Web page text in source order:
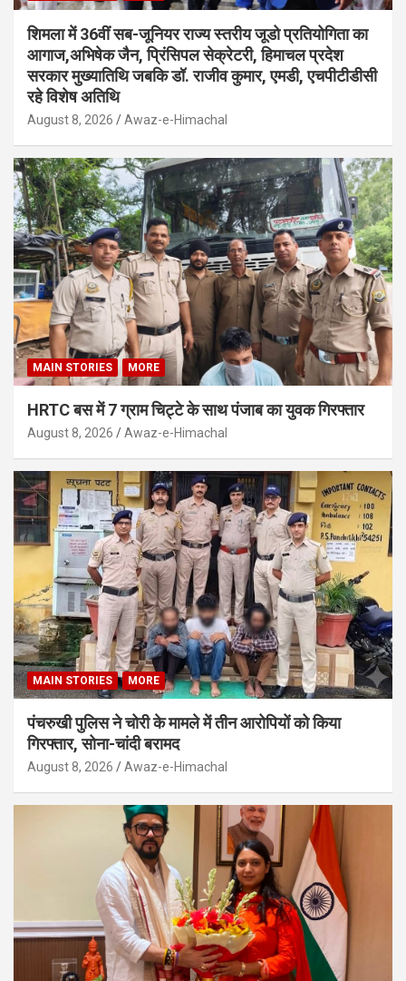
शिमला में 36वीं सब-जूनियर राज्य स्तरीय जूडो प्रतियोगिता का
आगाज,अभिषेक जैन, प्रिंसिपल सेक्रेटरी, हिमाचल प्रदेश
सरकार मुख्यातिथि जबकि डॉ. राजीव कुमार, एमडी, एचपीटीडीसी
रहे विशेष अतिथि
August 8, 2026 Awaz-e-Himachal
MAIN STORIES MORE
HRTC बस में 7 ग्राम चिट्टे के साथ पंजाब का युवक गिरफ्तार
August 8, 2026 Awaz-e-Himachal
MAIN STORIES MORE
पंचरुखी पुलिस ने चोरी के मामले में तीन आरोपियों को किया
गिरफ्तार, सोना-चांदी बरामद
August 8, 2026 Awaz-e-Himachal